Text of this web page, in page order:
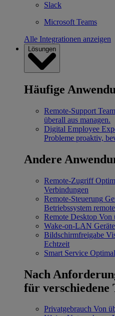
Slack
Microsoft Teams
Alle Integrationen anzeigen
Lösungen
Häufige
Remote-Support
überall aus managen.
Digital Employee
Probleme proaktiv,
Andere
Remote-Zugriff
Verbindungen
Remote-Steuerung
Betriebssystem
Remote Desktop Von
Wake-on-LAN
Bildschirmfreigabe
Echtzeit
Smart Service
Nach
für verschiedene
Privatgebrauch Von